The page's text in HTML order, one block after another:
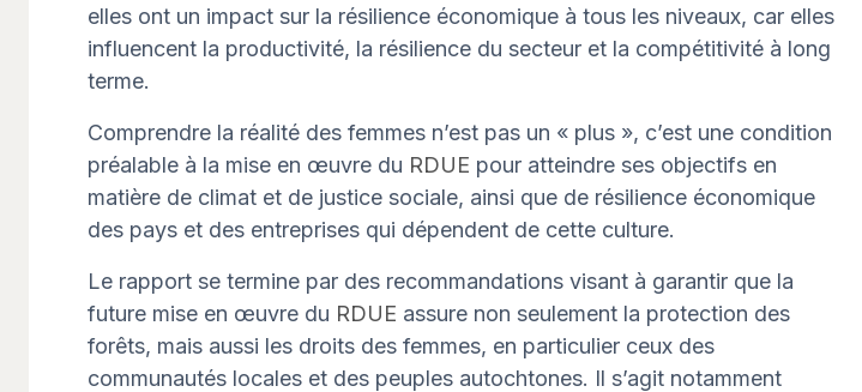
elles ont un impact sur la résilience économique à tous les niveaux, car elles
influencent la productivité, la résilience du secteur et la compétitivité à long
terme.
Comprendre la réalité des femmes n’est pas un « plus », c’est une condition
préalable à la mise en œuvre du RDUE pour atteindre ses objectifs en
matière de climat et de justice sociale, ainsi que de résilience économique
des pays et des entreprises qui dépendent de cette culture.
Le rapport se termine par des recommandations visant à garantir que la
future mise en œuvre du RDUE assure non seulement la protection des
forêts, mais aussi les droits des femmes, en particulier ceux des
communautés locales et des peuples autochtones. Il s’agit notamment